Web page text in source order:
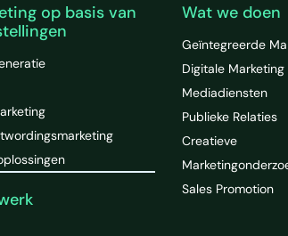
op basis van
Wat we doen
Geïntegreerde
Digitale Marketing
Mediadiensten
Publieke Relaties
Creatieve
Sales Promotion